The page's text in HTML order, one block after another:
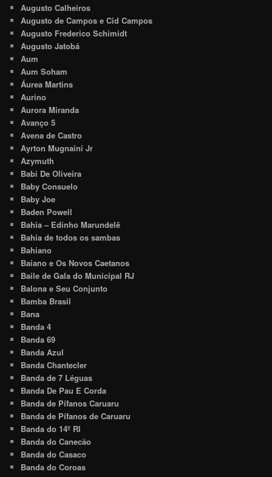
Augusto Calheiros
Augusto de Campos e Cid Campos
Augusto Frederico Schimidt
Augusto Jatobá
Aum
Aum Soham
Áurea Martins
Aurino
Aurora Miranda
Avanço 5
Avena de Castro
Ayrton Mugnaini Jr
Azymuth
Babi De Oliveira
Baby Consuelo
Baby Joe
Baden Powell
Bahia – Edinho Marundelê
Bahia de todos os sambas
Bahiano
Baiano e Os Novos Caetanos
Baile de Gala do Municipal RJ
Balona e Seu Conjunto
Bamba Brasil
Bana
Banda 4
Banda 69
Banda Azul
Banda Chantecler
Banda de 7 Léguas
Banda De Pau E Corda
Banda de Pífanos Caruaru
Banda de Pífanos de Caruaru
Banda do 14º RI
Banda do Canecão
Banda do Casaco
Banda do Coroas